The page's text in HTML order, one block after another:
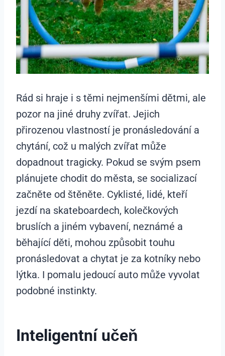
Rád si hraje i s těmi nejmenšími dětmi, ale
pozor na jiné druhy zvířat. Jejich
přirozenou vlastností je pronásledování a
chytání, což u malých zvířat může
dopadnout tragicky. Pokud se svým psem
plánujete chodit do města, se socializací
začněte od štěněte. Cyklisté, lidé, kteří
jezdí na skateboardech, kolečkových
bruslích a jiném vybavení, neznámé a
běhající děti, mohou způsobit touhu
pronásledovat a chytat je za kotníky nebo
lýtka. I pomalu jedoucí auto může vyvolat
podobné instinkty.
Inteligentní učeň